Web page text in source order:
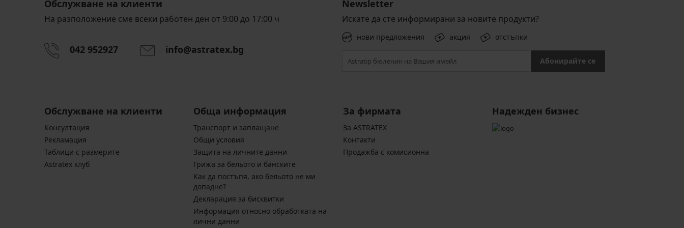
Обслужване на клиенти
На разположение сме всеки работен ден от 9:00 до 17:00 ч
042 952927 info@astratex.bg
Newsletter
Искате да сте информирани за новите продукти?
нови предложения акция отстъпки
Абонирайте се
Обслужване на клиенти
Консултация
Pекламация
Таблици с размерите
Astratex клуб
Обща информация
Транспорт и заплащане
Общи условия
Защита на личните данни
Грижа за бельото и банските
Kак да постъпя, ако бельото не ми
допадне?
Декларация за бисквитки
Информация относно обработката на
лични данни
За фирмата
За ASTRATEX
Контакти
Продажба с комисионна
Надежден бизнес